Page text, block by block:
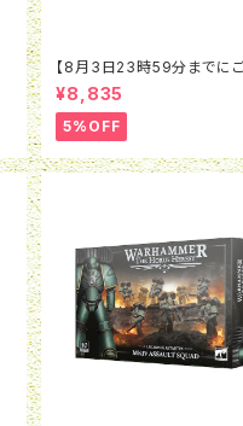
【8月3日23時59分までに
で5％OFF】ウォーハンマー
インペリアル・エージェント
ザクション・スカッド
¥8,835
5%OFF